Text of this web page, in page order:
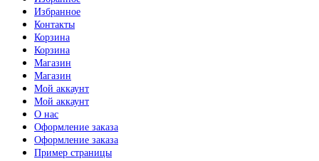
Избранное
Контакты
Корзина
Корзина
Магазин
Магазин
Мой аккаунт
Мой аккаунт
О нас
Оформление заказа
Оформление заказа
Пример страницы